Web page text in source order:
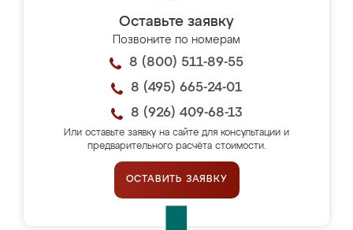
Оставьте заявку
Позвоните по номерам
8 (800) 511-89-55
8 (495) 665-24-01
8 (926) 409-68-13
Или оставьте заявку на сайте для консультации и
предварительного расчёта стоимости.
ОСТАВИТЬ ЗАЯВКУ